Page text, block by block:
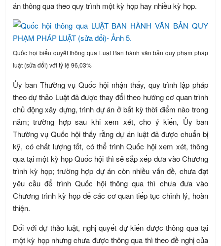
án thông qua theo quy trình một kỳ họp hay nhiều kỳ họp.
Quốc hội biểu quyết thông qua Luật Ban hành văn bản quy phạm pháp
luật (sửa đổi) với tỷ lệ 96,03%
Ủy ban Thường vụ Quốc hội nhận thấy, quy trình lập pháp
theo dự thảo Luật đã được thay đổi theo hướng cơ quan trình
chủ động xây dựng, trình dự án ở bất kỳ thời điểm nào trong
năm; trường hợp sau khi xem xét, cho ý kiến, Ủy ban
Thường vụ Quốc hội thấy rằng dự án luật đã được chuẩn bị
kỹ, có chất lượng tốt, có thể trình Quốc hội xem xét, thông
qua tại một kỳ họp Quốc hội thì sẽ sắp xếp đưa vào Chương
trình kỳ họp; trường hợp dự án còn nhiều vấn đề, chưa đạt
yêu cầu để trình Quốc hội thông qua thì chưa đưa vào
Chương trình kỳ họp để các cơ quan tiếp tục chỉnh lý, hoàn
thiện.
Đối với dự thảo luật, nghị quyết dự kiến được thông qua tại
một kỳ họp nhưng chưa được thông qua thì theo đề nghị của